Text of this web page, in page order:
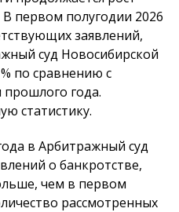
В первом полугодии 2026
заявлений,
суд Новосибирской
по сравнению с
года.
статистику.
в Арбитражный суд
о банкротстве,
чем в первом
рассмотренных